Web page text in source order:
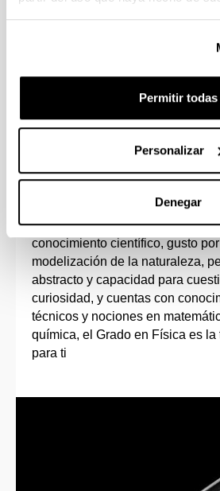
Permitir todas
Personalizar
Denegar
Opción de estudiar varias
adquirir el doble Grado en
Perfil de ingreso
Si eres una persona con
conocimiento científico, gusto
modelización de la naturaleza,
abstracto y capacidad para
curiosidad, y cuentas con
técnicos y nociones en
química, el Grado en Física es
para ti